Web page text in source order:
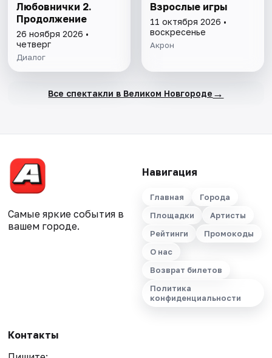
Любовнички 2.
Продолжение
26 ноября 2026 •
четверг
Диалог
Взрослые игры
11 октября 2026 •
воскресенье
Акрон
Все спектакли в Великом Новгороде →
Самые яркие события в
вашем городе.
Навигация
Главная
Города
Площадки
Артисты
Рейтинги
Промокоды
О нас
Возврат билетов
Политика
конфиденциальности
Контакты